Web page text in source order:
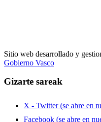
Sitio web desarrollado y
Gobierno Vasco
Gizarte sareak
X - Twitter (se abre en
Facebook (se abre en